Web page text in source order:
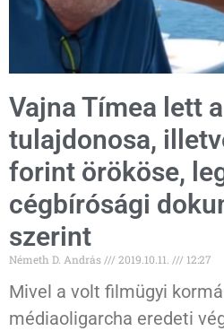
Vajna Tímea lett
tulajdonosa,
forint örököse,
cégbírósági
szerint
Németh D. András 2019.10.11. 12:27
Mivel a volt filmügyi
médiaoligarcha eredeti